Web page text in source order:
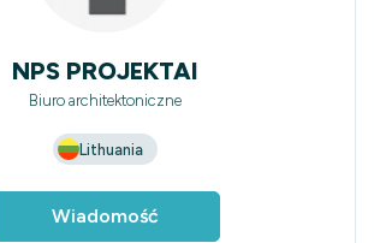
NPS PROJEKTAI
Biuro architektoniczne
Lithuania
Wiadomość